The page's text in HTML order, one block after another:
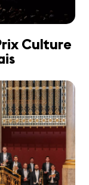
Culture